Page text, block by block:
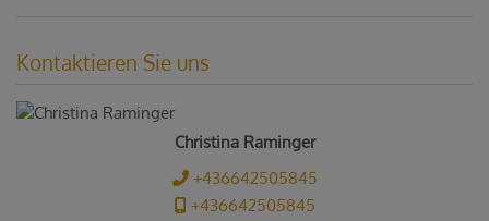
Kontaktieren Sie uns
Christina Raminger
+436642505845
+436642505845